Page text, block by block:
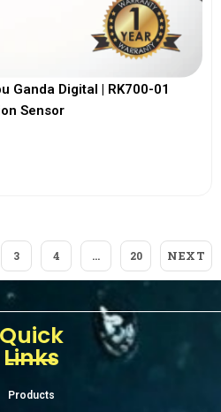
Ganda Digital | RK700-01
Sensor
3 4 … 20 NEXT
Quick
Links
Products